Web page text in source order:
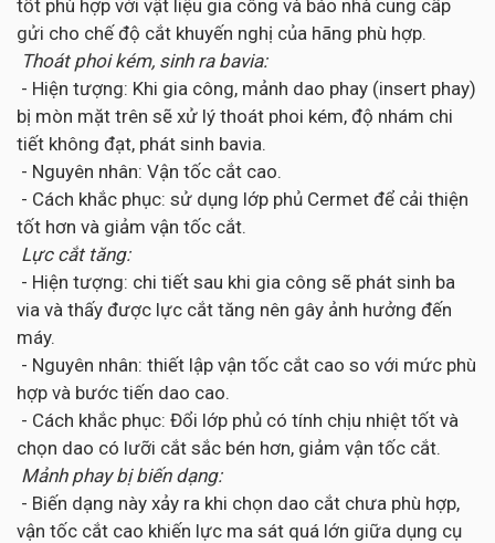
tốt phù hợp với vật liệu gia công và báo nhà cung cấp
gửi cho chế độ cắt khuyến nghị của hãng phù hợp.
Thoát phoi kém, sinh ra bavia:
- Hiện tượng: Khi gia công, mảnh dao phay (insert phay)
bị mòn mặt trên sẽ xử lý thoát phoi kém, độ nhám chi
tiết không đạt, phát sinh bavia.
- Nguyên nhân: Vận tốc cắt cao.
- Cách khắc phục: sử dụng lớp phủ Cermet để cải thiện
tốt hơn và giảm vận tốc cắt.
Lực cắt tăng:
- Hiện tượng: chi tiết sau khi gia công sẽ phát sinh ba
via và thấy được lực cắt tăng nên gây ảnh hưởng đến
máy.
- Nguyên nhân: thiết lập vận tốc cắt cao so với mức phù
hợp và bước tiến dao cao.
- Cách khắc phục: Đổi lớp phủ có tính chịu nhiệt tốt và
chọn dao có lưỡi cắt sắc bén hơn, giảm vận tốc cắt.
Mảnh phay bị biến dạng:
- Biến dạng này xảy ra khi chọn dao cắt chưa phù hợp,
vận tốc cắt cao khiến lực ma sát quá lớn giữa dụng cụ